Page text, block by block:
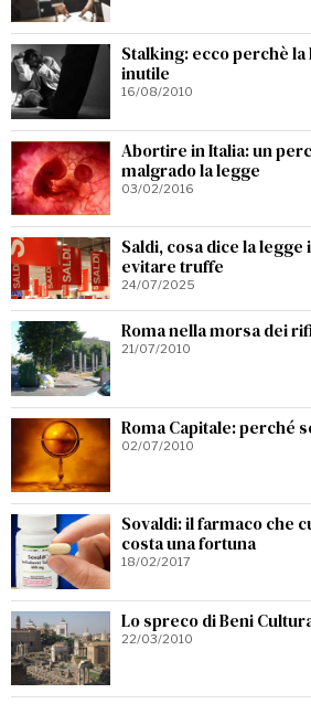
Stalking: ecco perchè
inutile
16/08/2010
Abortire in Italia: un
malgrado la legge
03/02/2016
Saldi, cosa dice la legge
evitare truffe
24/07/2025
Roma nella morsa dei
21/07/2010
Roma Capitale: perché
02/07/2010
Sovaldi: il farmaco che
costa una fortuna
18/02/2017
Lo spreco di Beni
22/03/2010